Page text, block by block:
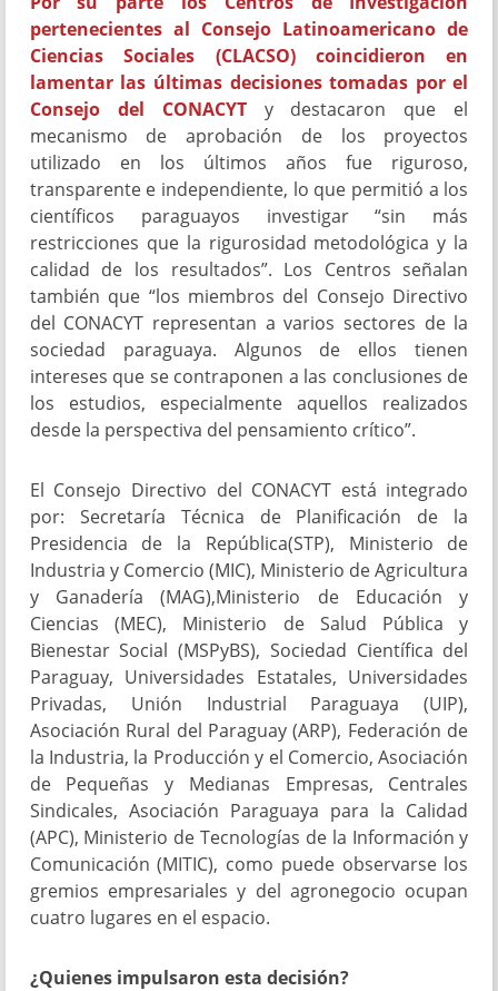
pertenecientes al Consejo Latinoamericano de
Ciencias Sociales (CLACSO) coincidieron en
lamentar las últimas decisiones tomadas por el
Consejo del CONACYTy destacaron que el
mecanismo de aprobación de los proyectos
utilizado en los últimos años fue riguroso,
transparente e independiente, lo que permitió a los
científicos paraguayos investigar “sin más
restricciones que la rigurosidad metodológica y la
calidad de los resultados”. Los Centros señalan
también que “los miembros del Consejo Directivo
del CONACYT representan a varios sectores de la
sociedad paraguaya. Algunos de ellos tienen
intereses que se contraponen a las conclusiones de
los estudios, especialmente aquellos realizados
desde la perspectiva del pensamiento crítico”.
El Consejo Directivo del CONACYT está integrado
por: Secretaría Técnica de Planificación de la
Presidencia de la República(STP), Ministerio de
Industria y Comercio (MIC), Ministerio de Agricultura
y Ganadería (MAG),Ministerio de Educación y
Ciencias (MEC), Ministerio de Salud Pública y
Bienestar Social (MSPyBS), Sociedad Científica del
Paraguay, Universidades Estatales, Universidades
Privadas, Unión Industrial Paraguaya (UIP),
Asociación Rural del Paraguay (ARP), Federación de
la Industria, la Producción y el Comercio, Asociación
de Pequeñas y Medianas Empresas, Centrales
Sindicales, Asociación Paraguaya para la Calidad
(APC), Ministerio de Tecnologías de la Información y
Comunicación (MITIC), como puede observarse los
gremios empresariales y del agronegocio ocupan
cuatro lugares en el espacio.
¿Quienes impulsaron esta decisión?